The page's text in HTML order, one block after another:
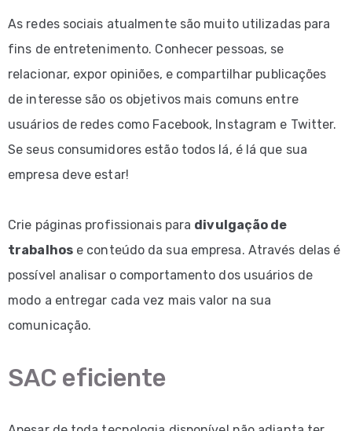
As redes sociais atualmente são muito utilizadas para
fins de entretenimento. Conhecer pessoas, se
relacionar, expor opiniões, e compartilhar publicações
de interesse são os objetivos mais comuns entre
usuários de redes como Facebook, Instagram e Twitter.
Se seus consumidores estão todos lá, é lá que sua
empresa deve estar!
Crie páginas profissionais para divulgação de
trabalhose conteúdo da sua empresa. Através delas é
possível analisar o comportamento dos usuários de
modo a entregar cada vez mais valor na sua
comunicação.
SAC eficiente